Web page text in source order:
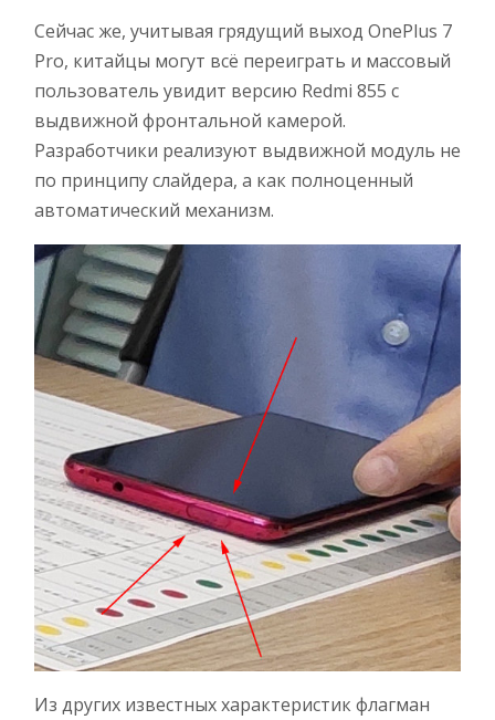
Сейчас же, учитывая грядущий выход OnePlus 7
Pro, китайцы могут всё переиграть и массовый
пользователь увидит версию Redmi 855 с
выдвижной фронтальной камерой.
Разработчики реализуют выдвижной модуль не
по принципу слайдера, а как полноценный
автоматический механизм.
Из других известных характеристик флагман